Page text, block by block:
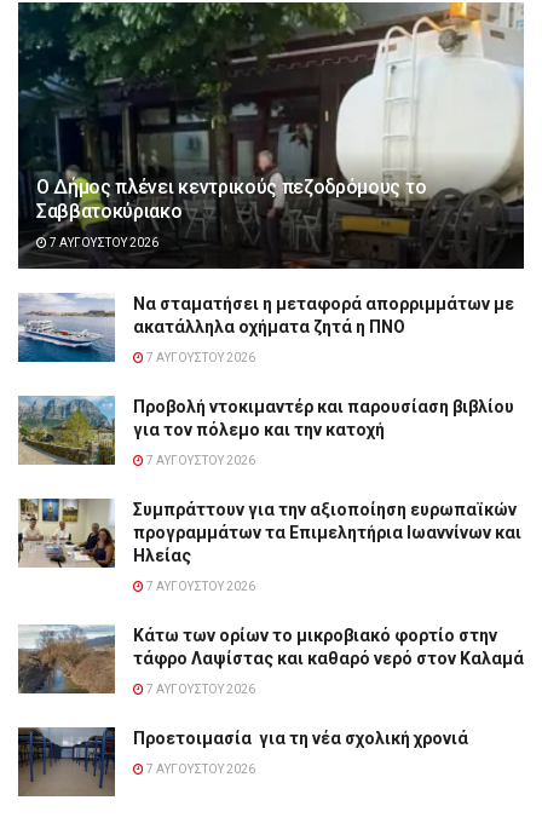
Ο Δήμος πλένει κεντρικούς πεζοδρόμους το
Σαββατοκύριακο
7 ΑΥΓΟΎΣΤΟΥ 2026
Να σταματήσει η μεταφορά απορριμμάτων με
ακατάλληλα οχήματα ζητά η ΠΝΟ
7 ΑΥΓΟΎΣΤΟΥ 2026
Προβολή ντοκιμαντέρ και παρουσίαση βιβλίου
για τον πόλεμο και την κατοχή
7 ΑΥΓΟΎΣΤΟΥ 2026
Συμπράττουν για την αξιοποίηση ευρωπαϊκών
προγραμμάτων τα Επιμελητήρια Ιωαννίνων και
Ηλείας
7 ΑΥΓΟΎΣΤΟΥ 2026
Κάτω των ορίων το μικροβιακό φορτίο στην
τάφρο Λαψίστας και καθαρό νερό στον Καλαμά
7 ΑΥΓΟΎΣΤΟΥ 2026
Προετοιμασία για τη νέα σχολική χρονιά
7 ΑΥΓΟΎΣΤΟΥ 2026